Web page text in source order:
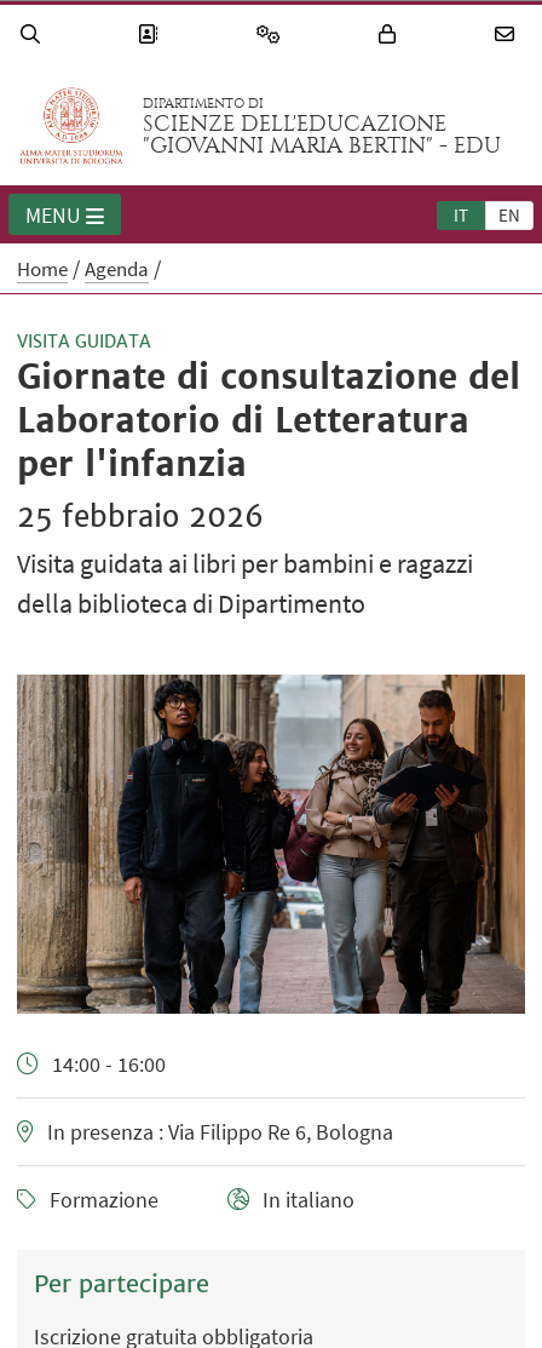
DIPARTIMENTO DI
SCIENZE DELL'EDUCAZIONE
"GIOVANNI MARIA BERTIN" - EDU
IT EN
MENU
Home Agenda
VISITA GUIDATA
Giornate di consultazione del
Laboratorio di Letteratura
per l'infanzia
25 febbraio 2026
Visita guidata ai libri per bambini e ragazzi
della biblioteca di Dipartimento
14:00 - 16:00
In presenza : Via Filippo Re 6, Bologna
Formazione In italiano
Per partecipare
Iscrizione gratuita obbligatoria